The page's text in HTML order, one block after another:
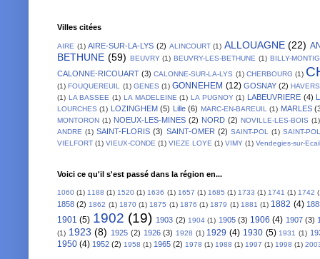
Villes citées
AIRE (1) AIRE-SUR-LA-LYS (2) ALINCOURT (1) ALLOUAGNE (22)
BETHUNE (59) BEUVRY (1) BEUVRY-LES-BETHUNE (1) BILLY-
CALONNE-RICOUART (3) CALONNE-SUR-LA-LYS (1) CHERBOURG (1)
(1) FOUQUEREUIL (1) GENES (1) GONNEHEM (12) GOSNAY (2)
(1) LA BASSEE (1) LA MADELEINE (1) LA PUGNOY (1) LABEUVRIERE (4)
LOURCHES (1) LOZINGHEM (5) Lille (6) MARC-EN-BAREUIL (1) MARLES
MONTORON (1) NOEUX-LES-MINES (2) NORD (2) NOVILLE-LES-BOIS (1)
ANDRE (1) SAINT-FLORIS (3) SAINT-OMER (2) SAINT-POL (1) SAINT-
VIELFORT (1) VIEUX-CONDE (1) VIEZE LOYE (1) VIMY (1) Vendegies-sur-
Voici ce qu'il s'est passé dans la région en...
1060 (1) 1188 (1) 1520 (1) 1636 (1) 1657 (1) 1685 (1) 1733 (1) 1741 (1) 1742
1858 (2) 1862 (1) 1870 (1) 1875 (1) 1876 (1) 1879 (1) 1881 (1) 1882 (4)
1901 (5) 1902 (19) 1903 (2) 1904 (1) 1905 (3) 1906 (4) 1907 (3)
(1) 1923 (8) 1925 (2) 1926 (3) 1928 (1) 1929 (4) 1930 (5) 1931 (1)
1950 (4) 1952 (2) 1958 (1) 1965 (2) 1978 (1) 1988 (1) 1997 (1) 1998 (1)